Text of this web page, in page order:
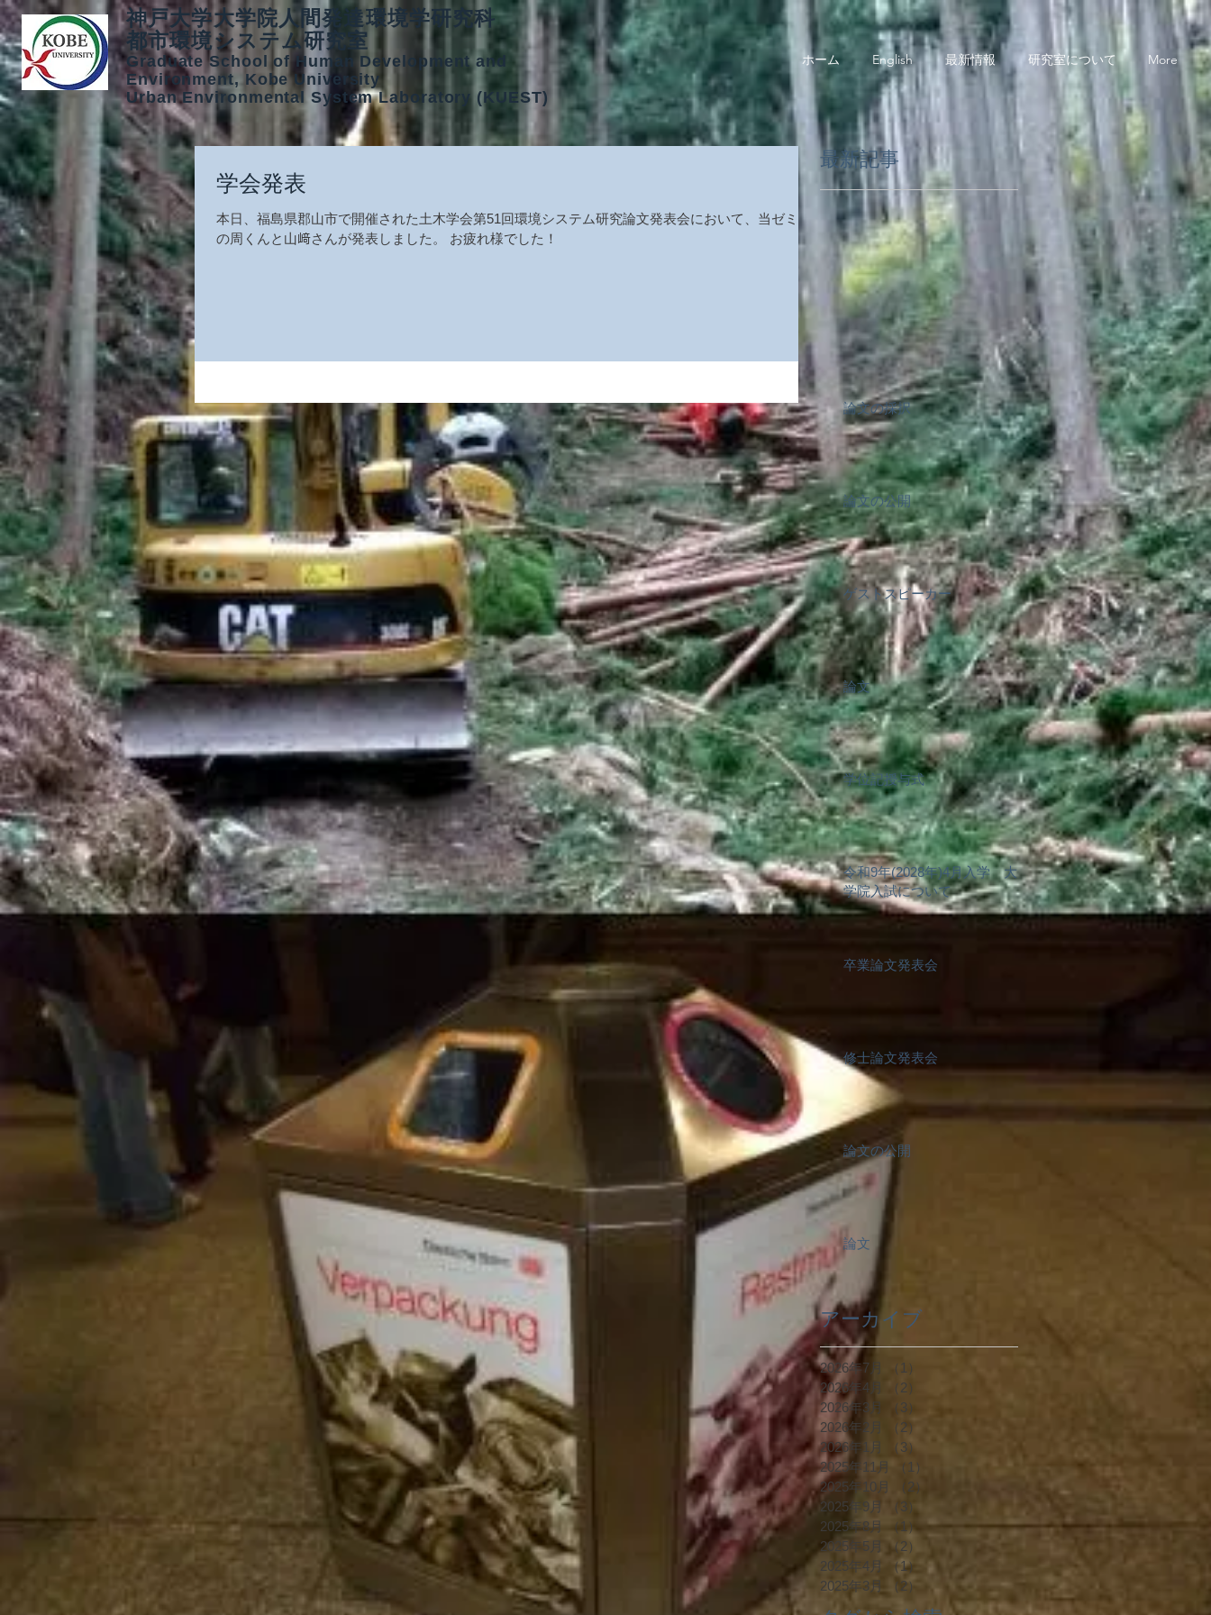
神戸大学大学院人間発達環境学研究科
都市環境システム研究室
Graduate School of Human Development and
Environment, Kobe University
Urban Environmental System Laboratory (KUEST)
ホーム English 最新情報 研究室について More
学会発表
本日、福島県郡山市で開催された土木学会第51回環境システム研究論文発表会において、当ゼミ生
の周くんと山﨑さんが発表しました。 お疲れ様でした！
最新記事
論文の採択
論文の公開
ゲストスピーカー
論文
学位記授与式
令和9年(2028年)4月入学 大
学院入試について
卒業論文発表会
修士論文発表会
論文の公開
論文
アーカイブ
2026年7月 （1）
2026年4月
（2）
2026年3月
（3）
2026年2月
（2）
2026年1月
（3）
2025年11月
（1）
2025年10月
（2）
2025年9月
（3）
2025年8月
（1）
1件の記事
2025年5月
（2）
2025年4月
（1）
1件の記事
2025年3月
（2） 2件の記事